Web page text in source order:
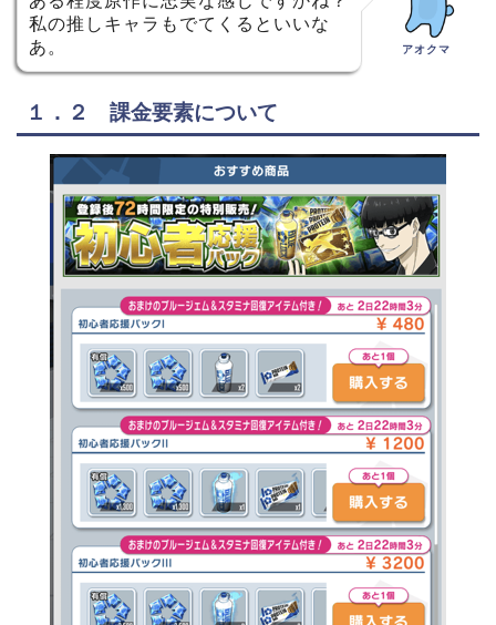
私の推しキャラもでてくるといいな
あ。
アオクマ
１．２ 課金要素について